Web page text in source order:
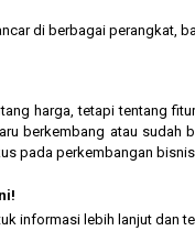
di berbagai perangkat,
harga, tetapi tentang
berkembang atau sudah
pada perkembangan
informasi lebih lanjut dan